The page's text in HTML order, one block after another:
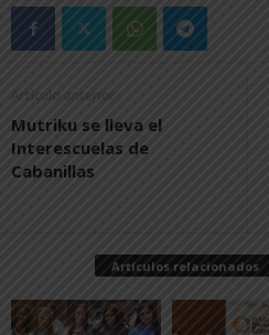
Artículo anterior
Mutriku se lleva el
Interescuelas de
Cabanillas
Artículos relacionados